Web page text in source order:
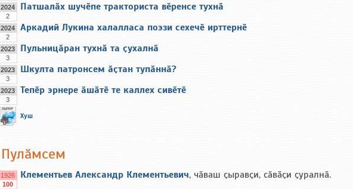
2024
2
Патшалӑх шучӗпе тракториста вӗренсе тухнӑ
2024
2
Аркадий Лукина халалласа поэзи сехечӗ ирттернӗ
2023
3
Пульницӑран тухнӑ та ҫухалнӑ
2023
3
Шкулта патронсем ӑҫтан тупӑннӑ?
2023
3
Тепӗр эрнере ӑшӑтӗ те каллех сивӗтӗ
Хуш
Пулӑмсем
1926
100
Клементьев Александр Клементьевич, чӑваш ҫыравҫи, сӑвӑҫи ҫуралнӑ.